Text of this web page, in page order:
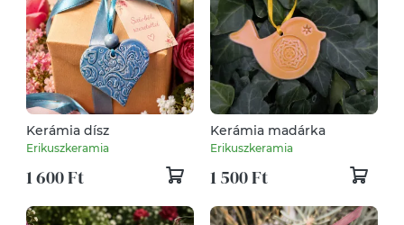
Kerámia dísz
Erikuszkeramia
1 600 Ft
Kerámia madárka
Erikuszkeramia
1 500 Ft